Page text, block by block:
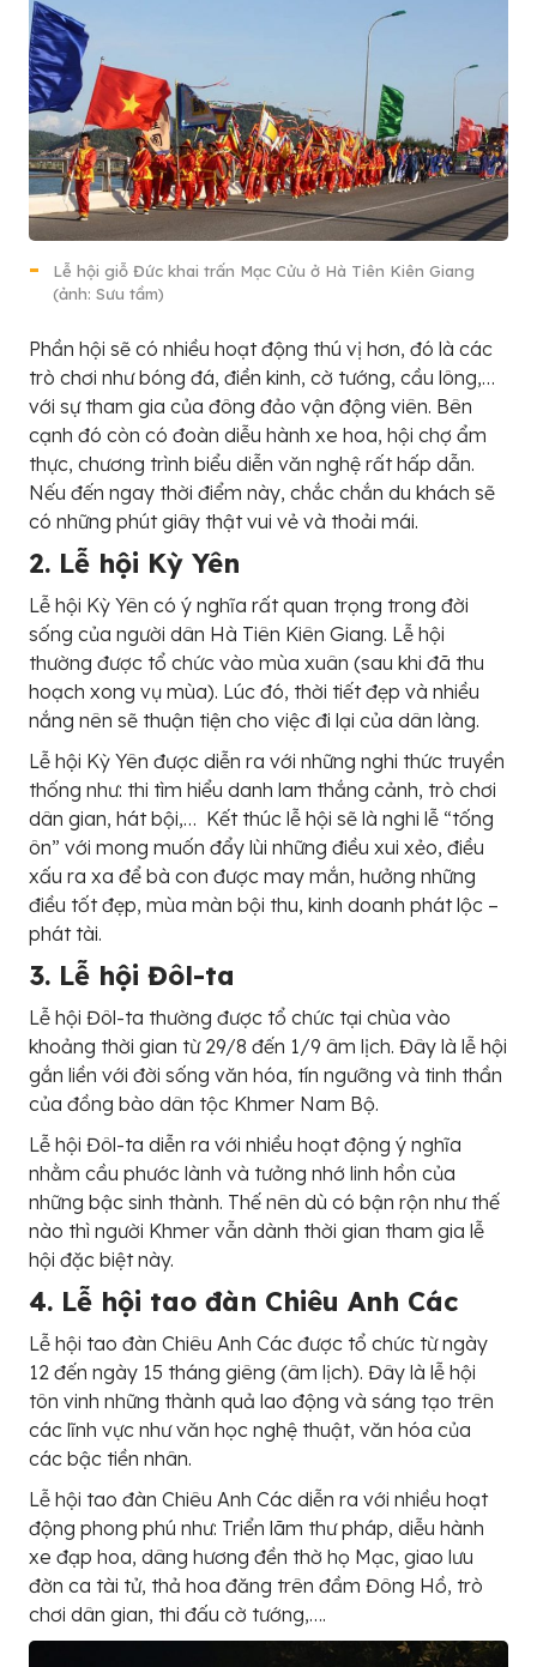
Lễ hội giỗ Đức khai trấn Mạc Cửu ở Hà Tiên Kiên Giang
(ảnh: Sưu tầm)
Phần hội sẽ có nhiều hoạt động thú vị hơn, đó là các
trò chơi như bóng đá, điền kinh, cờ tướng, cầu lông,…
với sự tham gia của đông đảo vận động viên. Bên
cạnh đó còn có đoàn diễu hành xe hoa, hội chợ ẩm
thực, chương trình biểu diễn văn nghệ rất hấp dẫn.
Nếu đến ngay thời điểm này, chắc chắn du khách sẽ
có những phút giây thật vui vẻ và thoải mái.
2. Lễ hội Kỳ Yên
Lễ hội Kỳ Yên có ý nghĩa rất quan trọng trong đời
sống của người dân Hà Tiên Kiên Giang. Lễ hội
thường được tổ chức vào mùa xuân (sau khi đã thu
hoạch xong vụ mùa). Lúc đó, thời tiết đẹp và nhiều
nắng nên sẽ thuận tiện cho việc đi lại của dân làng.
Lễ hội Kỳ Yên được diễn ra với những nghi thức truyền
thống như: thi tìm hiểu danh lam thắng cảnh, trò chơi
dân gian, hát bội,… Kết thúc lễ hội sẽ là nghi lễ “tống
ôn” với mong muốn đẩy lùi những điều xui xẻo, điều
xấu ra xa để bà con được may mắn, hưởng những
điều tốt đẹp, mùa màn bội thu, kinh doanh phát lộc –
phát tài.
3. Lễ hội Đôl-ta
Lễ hội Đôl-ta thường được tổ chức tại chùa vào
khoảng thời gian từ 29/8 đến 1/9 âm lịch. Đây là lễ hội
gắn liền với đời sống văn hóa, tín ngưỡng và tinh thần
của đồng bào dân tộc Khmer Nam Bộ.
Lễ hội Đôl-ta diễn ra với nhiều hoạt động ý nghĩa
nhằm cầu phước lành và tưởng nhớ linh hồn của
những bậc sinh thành. Thế nên dù có bận rộn như thế
nào thì người Khmer vẫn dành thời gian tham gia lễ
hội đặc biệt này.
4. Lễ hội tao đàn Chiêu Anh Các
Lễ hội tao đàn Chiêu Anh Các được tổ chức từ ngày
12 đến ngày 15 tháng giêng (âm lịch). Đây là lễ hội
tôn vinh những thành quả lao động và sáng tạo trên
các lĩnh vực như văn học nghệ thuật, văn hóa của
các bậc tiền nhân.
Lễ hội tao đàn Chiêu Anh Các diễn ra với nhiều hoạt
động phong phú như: Triển lãm thư pháp, diễu hành
xe đạp hoa, dâng hương đền thờ họ Mạc, giao lưu
đờn ca tài tử, thả hoa đăng trên đầm Đông Hồ, trò
chơi dân gian, thi đấu cờ tướng,….